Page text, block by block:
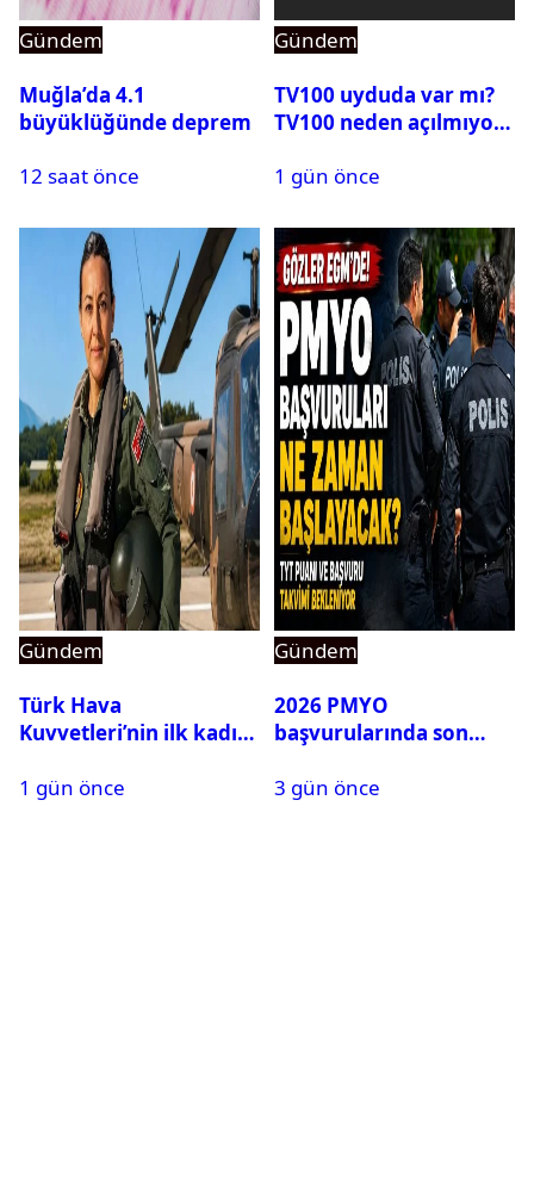
Gündem
Muğla’da 4.1
büyüklüğünde deprem
12 saat önce
Gündem
TV100 uyduda var mı?
TV100 neden açılmıyor?
1 gün önce
Gündem
Türk Hava
Kuvvetleri’nin ilk kadın
Karapınar hakkında
1 gün önce
Gündem
2026 PMYO
başvurularında son
3 gün önce